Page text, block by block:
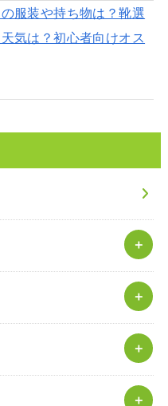
服装や持ち物は？靴選
気は？初心者向けオス